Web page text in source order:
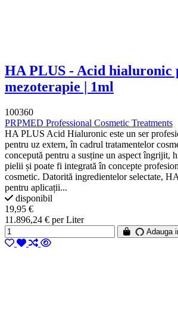
HA PLUS - Acid hialuronic
mezoterapie | 1ml
100360
PRPMED Professional Cosmetic Treatments
HA PLUS Acid Hialuronic este un ser
pentru uz extern, în cadrul tratamentelor
concepută pentru a susține un aspect îngrijit,
pielii și poate fi integrată în concepte
cosmetic. Datorită ingredientelor selectate,
pentru aplicații...
disponibil
19,95 €
11.896,24 € per Liter
Adauga